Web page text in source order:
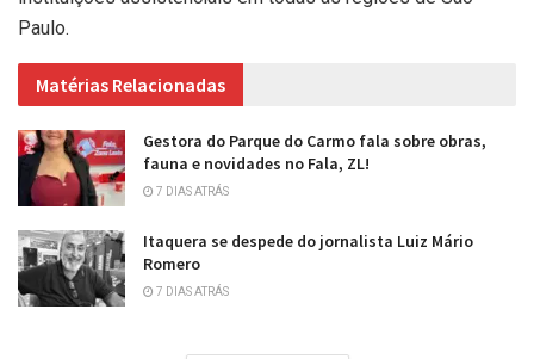
Paulo.
Matérias Relacionadas
Gestora do Parque do Carmo fala sobre obras,
fauna e novidades no Fala, ZL!
7 DIAS ATRÁS
Itaquera se despede do jornalista Luiz Mário
Romero
7 DIAS ATRÁS